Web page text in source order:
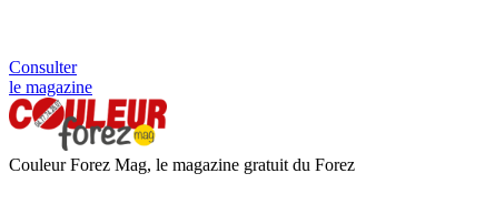
Consulter
le magazine
Couleur Forez Mag, le magazine gratuit du Forez